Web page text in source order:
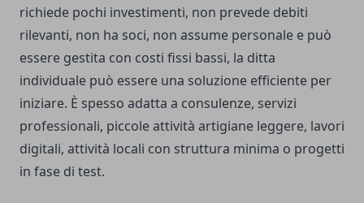
richiede pochi investimenti, non prevede debiti
rilevanti, non ha soci, non assume personale e può
essere gestita con costi fissi bassi, la ditta
individuale può essere una soluzione efficiente per
iniziare. È spesso adatta a consulenze, servizi
professionali, piccole attività artigiane leggere, lavori
digitali, attività locali con struttura minima o progetti
in fase di test.